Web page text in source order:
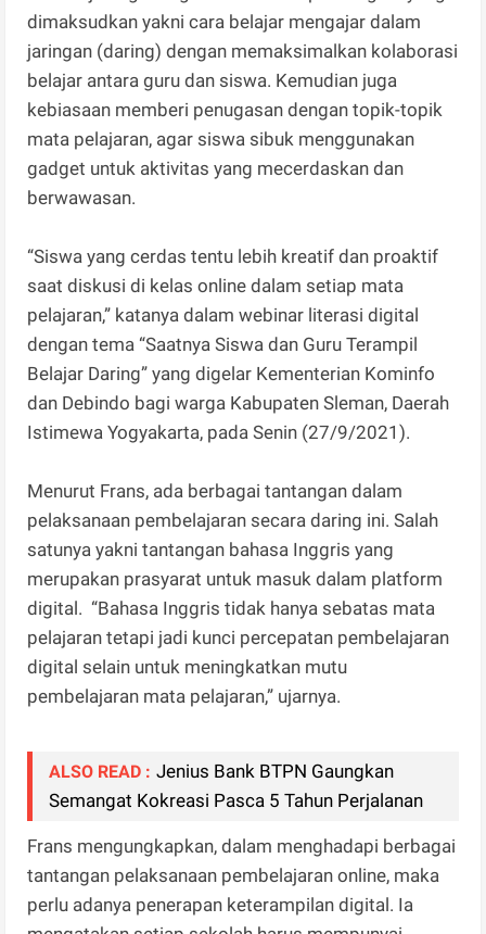
dimaksudkan yakni cara belajar mengajar dalam
jaringan (daring) dengan memaksimalkan kolaborasi
belajar antara guru dan siswa. Kemudian juga
kebiasaan memberi penugasan dengan topik-topik
mata pelajaran, agar siswa sibuk menggunakan
gadget untuk aktivitas yang mecerdaskan dan
berwawasan.
“Siswa yang cerdas tentu lebih kreatif dan proaktif
saat diskusi di kelas online dalam setiap mata
pelajaran,” katanya dalam webinar literasi digital
dengan tema “Saatnya Siswa dan Guru Terampil
Belajar Daring” yang digelar Kementerian Kominfo
dan Debindo bagi warga Kabupaten Sleman, Daerah
Istimewa Yogyakarta, pada Senin (27/9/2021).
Menurut Frans, ada berbagai tantangan dalam
pelaksanaan pembelajaran secara daring ini. Salah
satunya yakni tantangan bahasa Inggris yang
merupakan prasyarat untuk masuk dalam platform
digital. “Bahasa Inggris tidak hanya sebatas mata
pelajaran tetapi jadi kunci percepatan pembelajaran
digital selain untuk meningkatkan mutu
pembelajaran mata pelajaran,” ujarnya.
ALSO READ : Jenius Bank BTPN Gaungkan
Semangat Kokreasi Pasca 5 Tahun Perjalanan
Frans mengungkapkan, dalam menghadapi berbagai
tantangan pelaksanaan pembelajaran online, maka
perlu adanya penerapan keterampilan digital. Ia